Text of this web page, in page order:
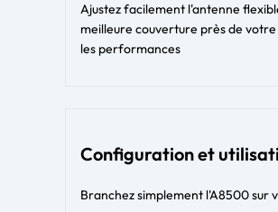
Ajustez facilement l'antenne
meilleure couverture près de
les performances
Configuration et
Branchez simplement l'A8500 sur